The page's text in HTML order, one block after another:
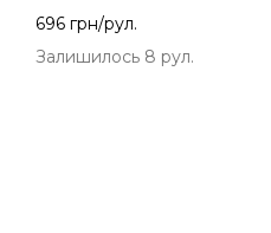
696 грн/рул.
Залишилось 8 рул.